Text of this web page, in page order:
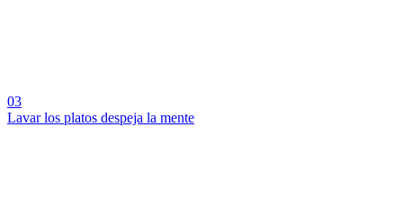
03
Lavar los platos despeja la mente